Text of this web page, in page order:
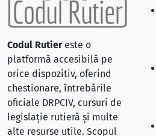
Codul Rutiereste o
platformă accesibilă pe
orice dispozitiv, oferind
chestionare, întrebările
oficiale DRPCIV, cursuri de
legislație rutieră și multe
alte resurse utile. Scopul